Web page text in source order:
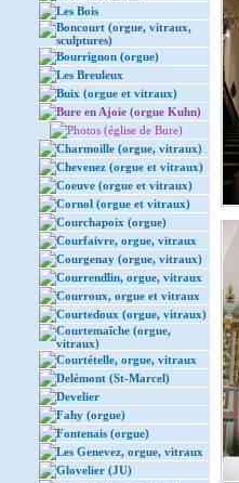
Les Bois
Boncourt (orgue, vitraux,
sculptures)
Bourrignon (orgue)
Les Breuleux
Buix (orgue et vitraux)
Bure en Ajoie (orgue Kuhn)
Photos (église de Bure)
Charmoille (orgue, vitraux)
Chevenez (orgue et vitraux)
Coeuve (orgue et vitraux)
Cornol (orgue et vitraux)
Courchapoix (orgue)
Courfaivre, orgue, vitraux
Courgenay (orgue, vitraux)
Courrendlin, orgue, vitraux
Courroux, orgue et vitraux
Courtedoux (orgue, vitraux)
Courtemaîche (orgue,
vitraux)
Courtételle, orgue, vitraux
Delémont (St-Marcel)
Develier
Fahy (orgue)
Fontenais (orgue)
Les Genevez, orgue, vitraux
Glovelier (JU)